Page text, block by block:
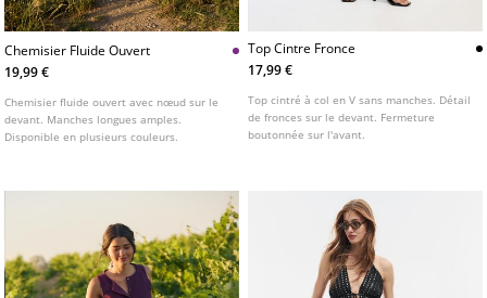
Chemisier Fluide Ouvert
19,99 €
Chemisier fluide ouvert avec nœud sur le
devant. Manches longues amples.
Disponible en plusieurs couleurs.
Top Cintre Fronce
17,99 €
Top cintré à col en V sans manches. Détail
de fronces sur le devant. Fermeture
boutonnée sur l'avant.